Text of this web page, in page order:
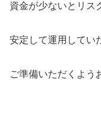
資金が少ないとリス
安定して運用してい
ご準備いただくよう